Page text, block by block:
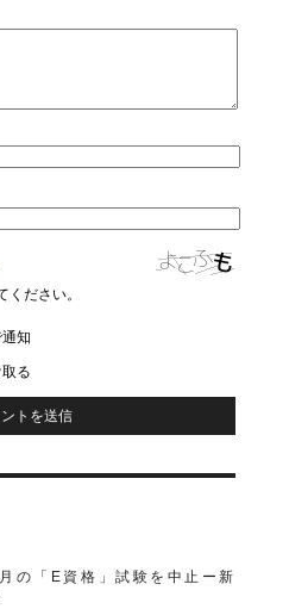
ださい。
知
る
の「E資格」試験を中止ー新